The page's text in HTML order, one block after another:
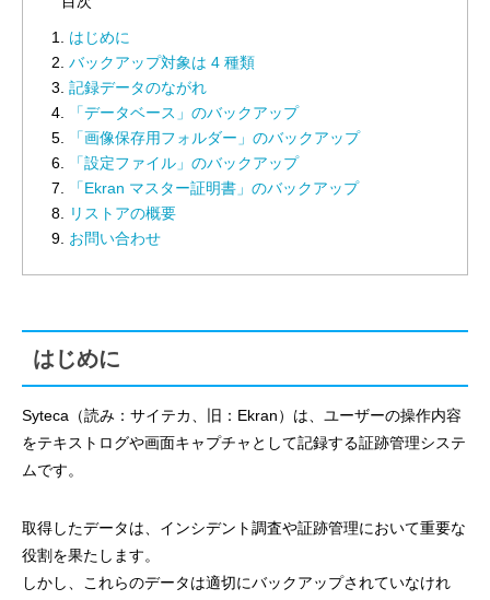
はじめに
バックアップ対象は 4 種類
記録データのながれ
「データベース」のバックアップ
「画像保存用フォルダー」のバックアップ
「設定ファイル」のバックアップ
「Ekran マスター証明書」のバックアップ
リストアの概要
お問い合わせ
はじめに
Syteca（読み：サイテカ、旧：Ekran）は、ユーザーの操作内容
をテキストログや画面キャプチャとして記録する証跡管理システ
ムです。
取得したデータは、インシデント調査や証跡管理において重要な
役割を果たします。
しかし、これらのデータは適切にバックアップされていなけれ